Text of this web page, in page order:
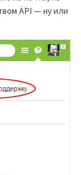
API — ну или